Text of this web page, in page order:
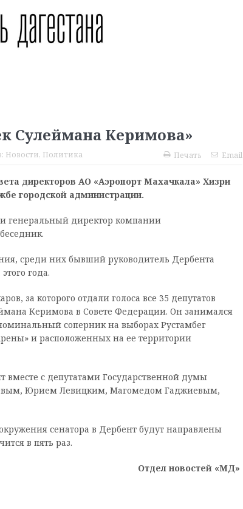
Сулеймана Керимова»
Новости, Политика Печать Email
директоров АО «Аэропорт Махачкала» Хизри
городской администрации.
генеральный директор компании
среди них бывший руководитель Дербента
года.
за которого отдали голоса все 35 депутатов
Керимова в Совете Федерации. Он занимался
соперник на выборах Рустамбег
и расположенных на ее территории
с депутатами Государственной думы
Юрием Левицким, Магомедом Гаджиевым,
сенатора в Дербент будут направлены
в пять раз.
Отдел новостей «МД»